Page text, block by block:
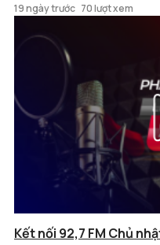
19 ngày trước 70 lượt xem
Kết nối 92,7 FM Chủ